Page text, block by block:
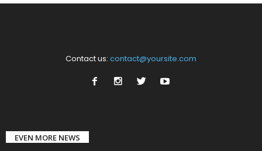
Contact us: contact@yoursite.com
EVEN MORE NEWS